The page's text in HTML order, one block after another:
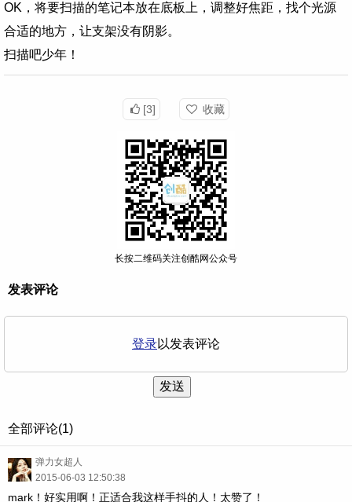
OK，将要扫描的笔记本放在底板上，调整好焦距，找个光源
合适的地方，让支架没有阴影。
扫描吧少年！
[3] 收藏
长按二维码关注创酷网公众号
发表评论
登录以发表评论
发送
全部评论(1)
弹力女超人
2015-06-03 12:50:38
mark！好实用啊！正适合我这样手抖的人！太赞了！